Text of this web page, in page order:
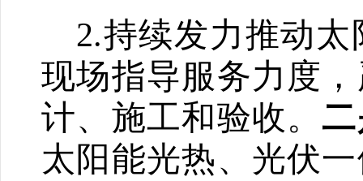
2.持续发力推动
现场指导服务力度
计、施工和验收。
太阳能光热、光伏